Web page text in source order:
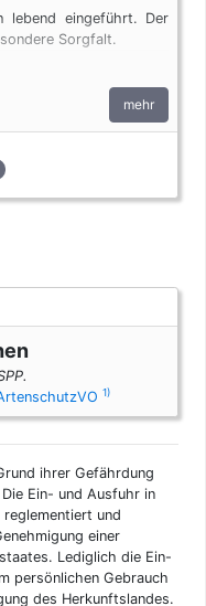
lebend eingeführt. Der
Sorgfalt.
mehr
3. geschützten
1)
ihrer Gefährdung
Ein- und Ausfuhr in
und
einer
Lediglich die Ein-
persönlichen Gebrauch
des Herkunftslandes.